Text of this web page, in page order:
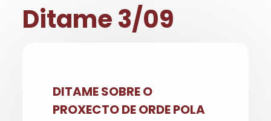
Ditame 3/09
DITAME SOBRE O
PROXECTO DE ORDE POLA